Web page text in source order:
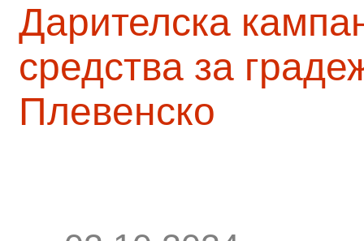
Дарителска
средства за
Плевенско